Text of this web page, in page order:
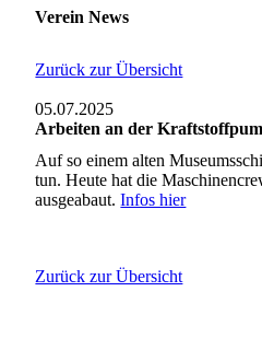
Verein News
Zurück zur Übersicht
05.07.2025
Arbeiten an der
Auf so einem alten
tun. Heute hat die
ausgeabaut.Infos hier
Zurück zur Übersicht